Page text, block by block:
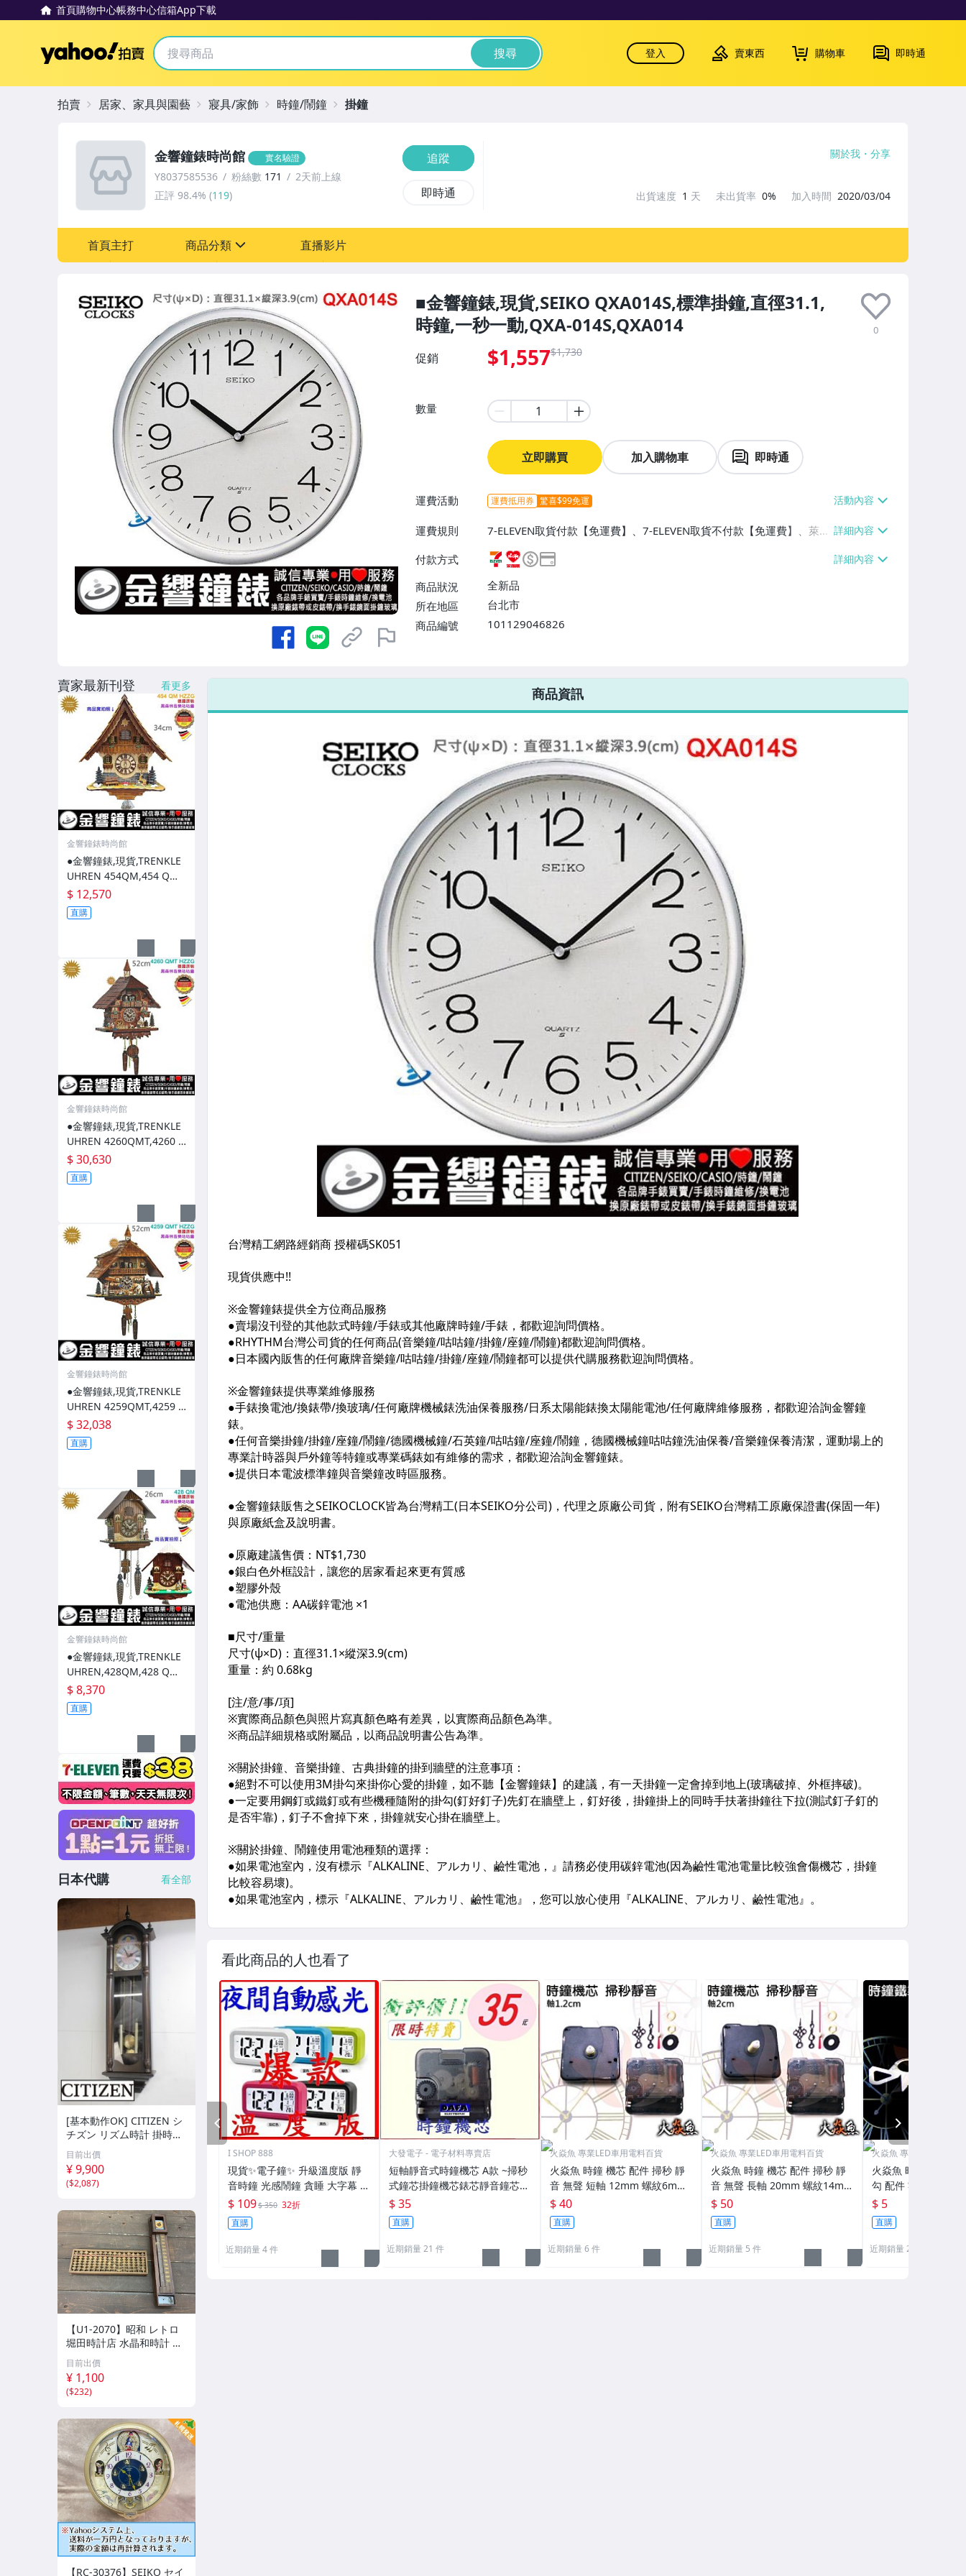
首頁購物中心帳務中心信箱App下載
Yahoo拍賣 搜尋 登入 賣東西 購物車 即時通
■金響鐘錶,現貨,SEIKO QXA014S,標準掛鐘,直徑31.1,
時鐘,一秒一動,QXA-014S,QXA014
0
促銷 $1,557$1,730
數量
立即購買 加入購物車 即時通
運費活動 運費抵用券 驚喜$99免運
運費規則
7-ELEVEN取貨付款【免運費】、7-ELEVEN取貨不付款【免運費】、萊爾
富取貨付款【免運費】、郵局掛號【免運費】
付款方式
商品狀況
全新品
所在地區
台北市
商品編號
101129046826
金響鐘錶時尚館 實名驗證
Y8037585536 粉絲數 171
2天前上線
正評 98.4% (119)
追蹤
即時通
關於我 分享
出貨速度 1 天 未出貨率 0% 加入時間 2020/03/04
首頁主打 商品分類
手錶與飾品配件
運動、戶外與休閒
直播影片
拍賣 居家、家具與園藝 寢具/家飾 時鐘/鬧鐘 掛鐘
商品資訊
看此商品的人也看了
I SHOP 888
現貨✨電子鐘✨ 升級溫度版 靜
音時鐘 光感鬧鐘 貪睡 大字幕 聰
明鐘 創意LED鬧鐘 禮品
$ 109$ 350 32折
直購
近期銷量 4 件
大發電子 - 電子材料專賣店
短軸靜音式時鐘機芯 A款 ~掃秒
式鐘芯掛鐘機芯錶芯靜音鐘芯滑
動機心DIY機芯
$ 35
直購
近期銷量 21 件
火焱魚 專業LED車用電料百貨
火焱魚 時鐘 機芯 配件 掃秒 靜
音 無聲 短軸 12mm 螺紋6mm
附指針 零件 機心 DIY 學生美術
自製時鐘
$ 40
直購
近期銷量 6 件
火焱魚 專業LED車用電料百貨
火焱魚 時鐘 機芯 配件 掃秒 靜
音 無聲 長軸 20mm 螺紋14mm
附指針 零件 機心 DIY 學生美術
自製時鐘
$ 50
直購
近期銷量 5 件
火焱魚 專業LED車用電
火焱魚 時鐘 專用鐵
勾 配件 零件 自製時
IY
$ 5
直購
近期銷量 2 件
PREV
賣家最新刊登 看更多
金響鐘錶時尚館
●金響鐘錶,現貨,TRENKLE
UHREN 454QM,454 QM
HZZG,黑森林,咕咕鐘,原木
原野鄉村屋,布穀鐘
$ 12,570
直購
金響鐘錶時尚館
●金響鐘錶,現貨,TRENKLE
UHREN 4260QMT,4260 Q
MT HZZG,黑森林,咕咕鐘,
原木原野鄉村屋
$ 30,630
直購
金響鐘錶時尚館
●金響鐘錶,現貨,TRENKLE
UHREN 4259QMT,4259 Q
MT HZZG,黑森林,咕咕鐘,
原木原野鄉村屋
$ 32,038
直購
金響鐘錶時尚館
●金響鐘錶,現貨,TRENKLE
UHREN,428QM,428 QM,
音樂,黑森林,咕咕鐘,原木手
工原野鄉村屋,德國製
$ 8,370
直購
日本代購 看全部
[基本動作OK] CITIZEN シ
チズン リズム時計 掛時計
柱時計 置時計 電池式 ビン
テージ アンティーク レト
ロ
目前出價
¥ 9,900
($2,087)
【U1-2070】昭和 レトロ
堀田時計店 水晶和時計 尺
時計 掛け 木製 そろばん
アンティーク 雑貨まとめ
ジャンク含 東京引取可
【千円市場】
目前出價
¥ 1,100
($232)
【RC-30376】SEIKO セイ